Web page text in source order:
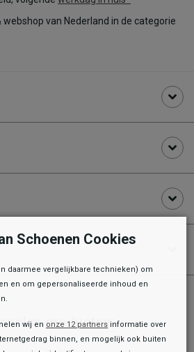
webshop van Nederland in de categorie
producten
Schoenen Cookies
daarmee vergelijkbare technieken) om
en om gepersonaliseerde inhoud en
wij en onze 12 partners informatie over
binnen, en mogelijk ook buiten